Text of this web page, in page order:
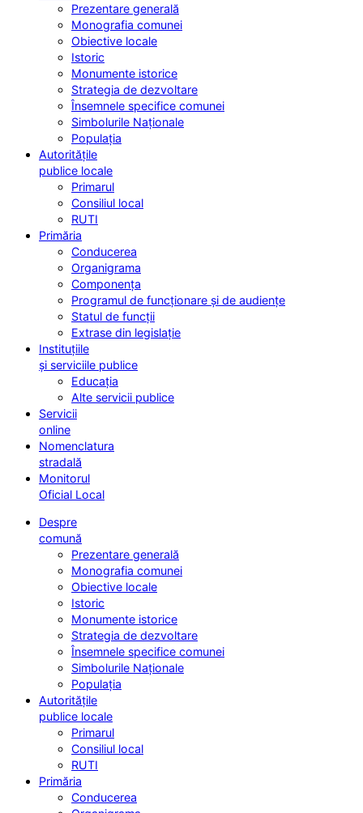
Prezentare generală
Monografia comunei
Obiective locale
Istoric
Monumente istorice
Strategia de dezvoltare
Însemnele specifice comunei
Simbolurile Naționale
Populația
Autoritățile
publice locale
Primarul
Consiliul local
RUTI
Primăria
Conducerea
Organigrama
Componența
Programul de funcționare și de audiențe
Statul de funcții
Extrase din legislație
Instituțiile
și serviciile publice
Educația
Alte servicii publice
Servicii
online
Nomenclatura
stradală
Monitorul
Oficial Local
Despre
comună
Prezentare generală
Monografia comunei
Obiective locale
Istoric
Monumente istorice
Strategia de dezvoltare
Însemnele specifice comunei
Simbolurile Naționale
Populația
Autoritățile
publice locale
Primarul
Consiliul local
RUTI
Primăria
Conducerea